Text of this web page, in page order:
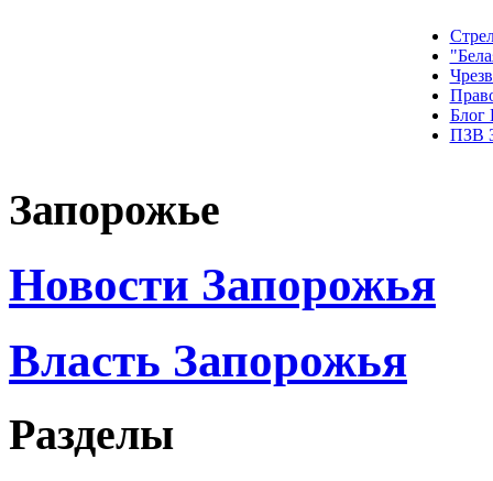
Блог
ПЗВ
Запорожье
Новости Запорожья
Власть Запорожья
Разделы